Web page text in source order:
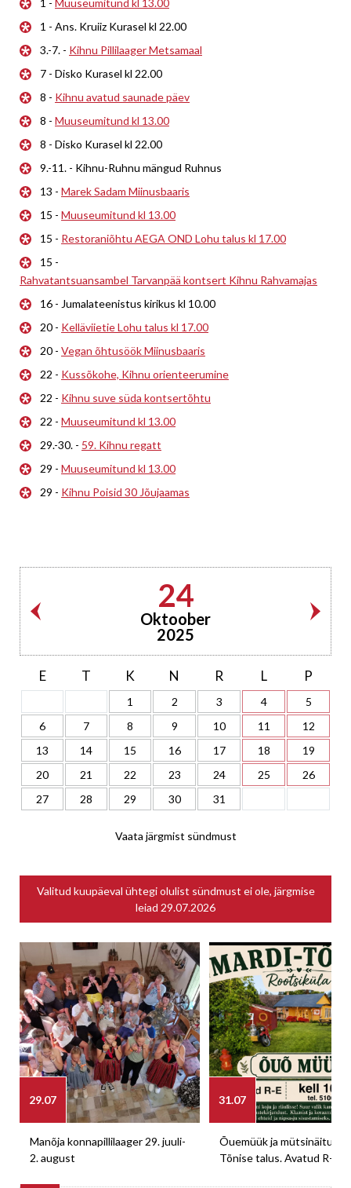
1 - Muuseumitund kl 13.00
1 - Ans. Kruiiz Kurasel kl 22.00
3.-7. - Kihnu Pillilaager Metsamaal
7 - Disko Kurasel kl 22.00
8 - Kihnu avatud saunade päev
8 - Muuseumitund kl 13.00
8 - Disko Kurasel kl 22.00
9.-11. - Kihnu-Ruhnu mängud Ruhnus
13 - Marek Sadam Miinusbaaris
15 - Muuseumitund kl 13.00
15 - Restoraniõhtu AEGA OND Lohu talus kl 17.00
15 -
Rahvatantsuansambel Tarvanpää kontsert Kihnu Rahvamajas
16 - Jumalateenistus kirikus kl 10.00
20 - Kelläviietie Lohu talus kl 17.00
20 - Vegan õhtusöök Miinusbaaris
22 - Kussõkohe, Kihnu orienteerumine
22 - Kihnu suve süda kontsertõhtu
22 - Muuseumitund kl 13.00
29.-30. - 59. Kihnu regatt
29 - Muuseumitund kl 13.00
29 - Kihnu Poisid 30 Jõujaamas
24
Oktoober
2025
E T K N R L P
1 2 3 4
5
6
7 8 9 10 11
12
13
14 15 16 17 18
19
20
21 22 23 24 25
26
27
28 29 30 31
Vaata järgmist sündmust
Valitud kuupäeval ühtegi olulist sündmust ei ole, järgmise
leiad 29.07.2026
29.07
Manõja konnapillilaager 29. juuli-
2. august
31.07
Õuemüük ja mütsinäitus
Tõnise talus. Avatud R-E